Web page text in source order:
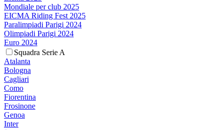
Mondiale per club 2025
EICMA Riding Fest 2025
Paralimpiadi Parigi 2024
Olimpiadi Parigi 2024
Euro 2024
Squadra Serie A
Atalanta
Bologna
Cagliari
Como
Fiorentina
Frosinone
Genoa
Inter